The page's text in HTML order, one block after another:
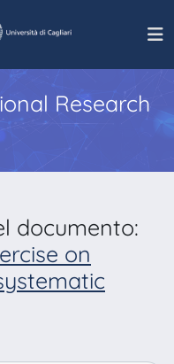
Research
documento:
on